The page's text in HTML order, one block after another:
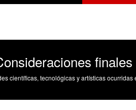
finales
y artísticas ocurridas en los tres